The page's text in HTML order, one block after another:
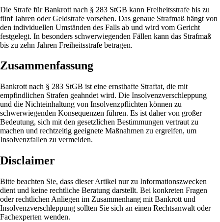
Die Strafe für Bankrott nach § 283 StGB kann Freiheitsstrafe bis zu
fünf Jahren oder Geldstrafe vorsehen. Das genaue Strafmaß hängt von
den individuellen Umständen des Falls ab und wird vom Gericht
festgelegt. In besonders schwerwiegenden Fällen kann das Strafmaß
bis zu zehn Jahren Freiheitsstrafe betragen.
Zusammenfassung
Bankrott nach § 283 StGB ist eine ernsthafte Straftat, die mit
empfindlichen Strafen geahndet wird. Die Insolvenzverschleppung
und die Nichteinhaltung von Insolvenzpflichten können zu
schwerwiegenden Konsequenzen führen. Es ist daher von großer
Bedeutung, sich mit den gesetzlichen Bestimmungen vertraut zu
machen und rechtzeitig geeignete Maßnahmen zu ergreifen, um
Insolvenzfallen zu vermeiden.
Disclaimer
Bitte beachten Sie, dass dieser Artikel nur zu Informationszwecken
dient und keine rechtliche Beratung darstellt. Bei konkreten Fragen
oder rechtlichen Anliegen im Zusammenhang mit Bankrott und
Insolvenzverschleppung sollten Sie sich an einen Rechtsanwalt oder
Fachexperten wenden.